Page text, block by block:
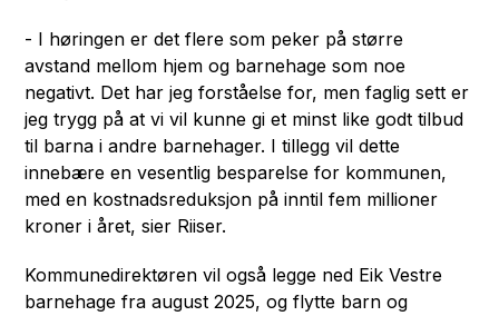
- I høringen er det flere som peker på større
avstand mellom hjem og barnehage som noe
negativt. Det har jeg forståelse for, men faglig sett er
jeg trygg på at vi vil kunne gi et minst like godt tilbud
til barna i andre barnehager. I tillegg vil dette
innebære en vesentlig besparelse for kommunen,
med en kostnadsreduksjon på inntil fem millioner
kroner i året, sier Riiser.
Kommunedirektøren vil også legge ned Eik Vestre
barnehage fra august 2025, og flytte barn og